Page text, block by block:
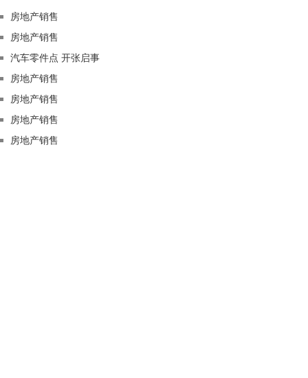
房地产销售
房地产销售
汽车零件点 开张启事
房地产销售
房地产销售
房地产销售
房地产销售